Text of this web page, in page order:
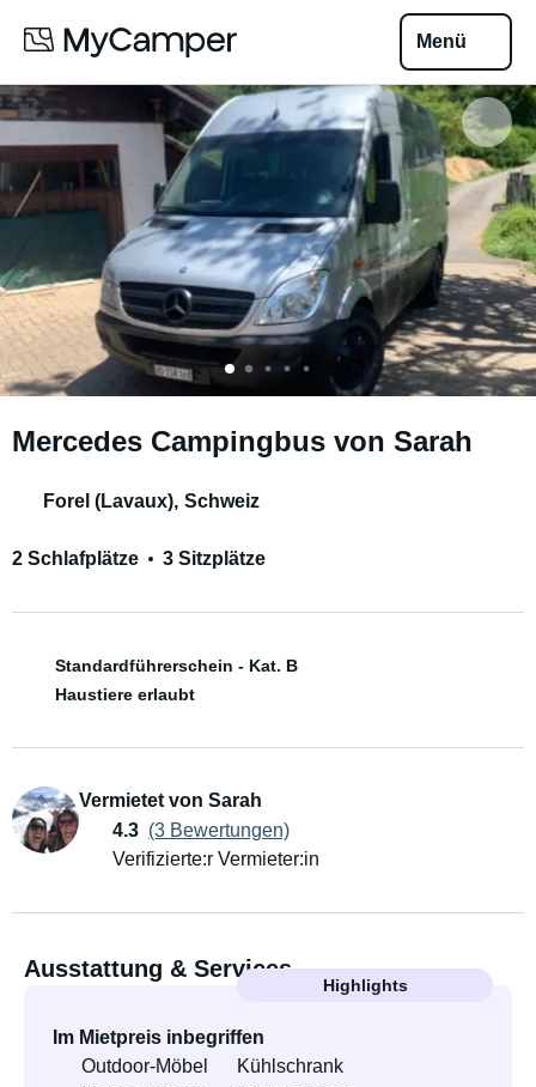
Menü
Mercedes Campingbus von Sarah
Forel (Lavaux), Schweiz
2 Schlafplätze 3 Sitzplätze
Standardführerschein - Kat. B
Haustiere erlaubt
Vermietet von Sarah
4.3 (3 Bewertungen)
Verifizierte:r Vermieter:in
Ausstattung & Services
Highlights
Im Mietpreis inbegriffen
Outdoor-Möbel
Kühlschrank